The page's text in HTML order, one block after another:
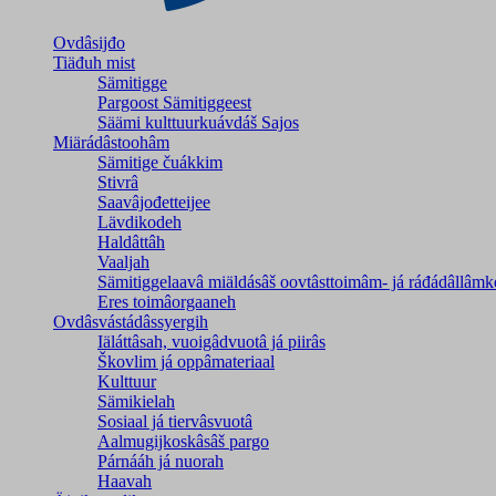
Ovdâsijđo
Tiäđuh mist
Sämitigge
Pargoost Sämitiggeest
Säämi kulttuurkuávdáš Sajos
Miärádâstoohâm
Sämitige čuákkim
Stivrâ
Saavâjođetteijee
Lävdikodeh
Haldâttâh
Vaaljah
Sämitiggelaavâ miäldásâš oovtâsttoimâm- já
Eres toimâorgaaneh
Ovdâsvástádâssyergih
Iäláttâsah, vuoigâdvuotâ já piirâs
Škovlim já oppâmateriaal
Kulttuur
Sämikielah
Sosiaal já tiervâsvuotâ
Aalmugijkoskâsâš pargo
Párnááh já nuorah
Haavah